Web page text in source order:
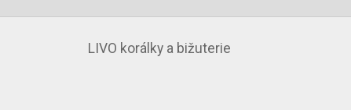
LIVO korálky a bižuterie